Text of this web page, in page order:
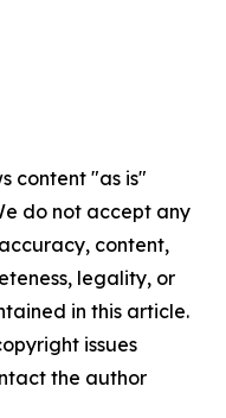
content "as is"
do not accept any
content,
legality, or
in this article.
issues
the author